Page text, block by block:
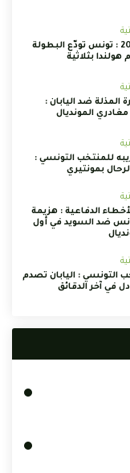
مونديال 2026 : تونس تودّع البطولة
هولندا بثلاثية
المذلة ضد اليابان :
المونديال
للمنتخب التونسي :
بمونتيري
الدفاعية : هزيمة
ضد السويد في أول
التونسي : اليابان تصدم
في آخر الدقائق